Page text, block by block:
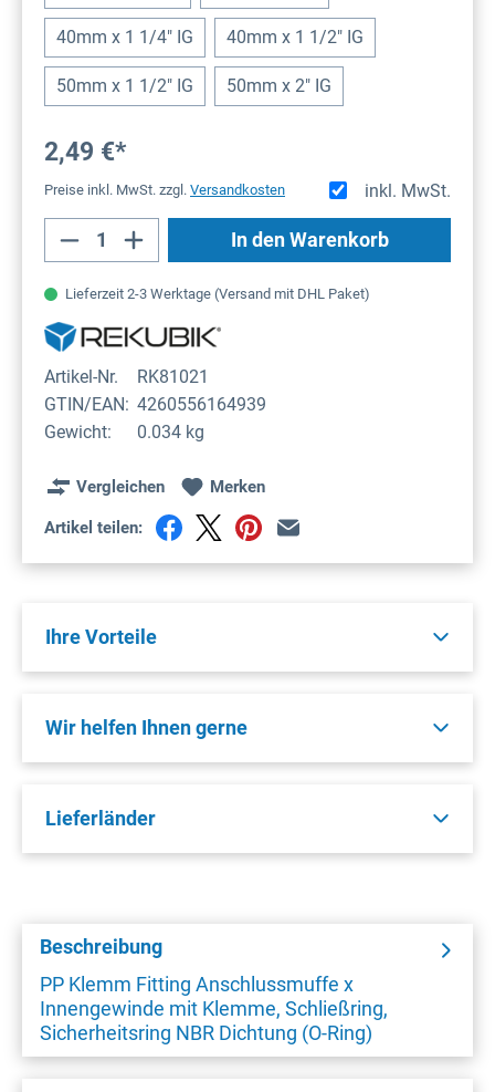
40mm x 1 1/4" IG 40mm x 1 1/2" IG
50mm x 1 1/2" IG 50mm x 2" IG
2,49 €*
inkl. MwSt.
Preise inkl. MwSt. zzgl. Versandkosten
Produkt Anzahl: Gib den gewünschten
In den Warenkorb
Lieferzeit 2-3 Werktage (Versand mit DHL Paket)
Artikel-Nr.
RK81021
GTIN/EAN: 4260556164939
Gewicht:
0.034 kg
Vergleichen Merken
Artikel teilen:
Ihre Vorteile
Wir helfen Ihnen gerne
Lieferländer
Beschreibung
PP Klemm Fitting Anschlussmuffe x
Innengewinde mit Klemme, Schließring,
Sicherheitsring NBR Dichtung (O-Ring)